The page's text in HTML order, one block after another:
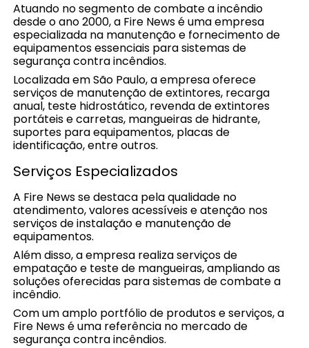
Atuando no segmento de combate a incêndio
desde o ano 2000, a Fire News é uma empresa
especializada na manutenção e fornecimento de
equipamentos essenciais para sistemas de
segurança contra incêndios.
Localizada em São Paulo, a empresa oferece
serviços de manutenção de extintores, recarga
anual, teste hidrostático, revenda de extintores
portáteis e carretas, mangueiras de hidrante,
suportes para equipamentos, placas de
identificação, entre outros.
Serviços Especializados
A Fire News se destaca pela qualidade no
atendimento, valores acessíveis e atenção nos
serviços de instalação e manutenção de
equipamentos.
Além disso, a empresa realiza serviços de
empatação e teste de mangueiras, ampliando as
soluções oferecidas para sistemas de combate a
incêndio.
Com um amplo portfólio de produtos e serviços, a
Fire News é uma referência no mercado de
segurança contra incêndios.